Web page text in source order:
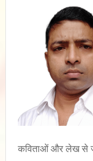
कविताओं और लेख से